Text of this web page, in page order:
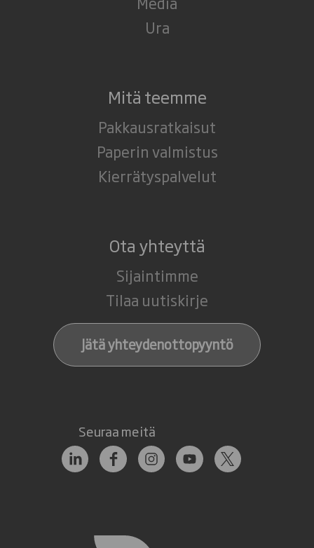
Ura
Mitä teemme
Pakkausratkaisut
Paperin valmistus
Kierrätyspalvelut
Ota yhteyttä
Sijaintimme
Tilaa uutiskirje
Jätä yhteydenottopyyntö
Seuraa meitä